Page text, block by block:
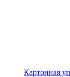
Картонная